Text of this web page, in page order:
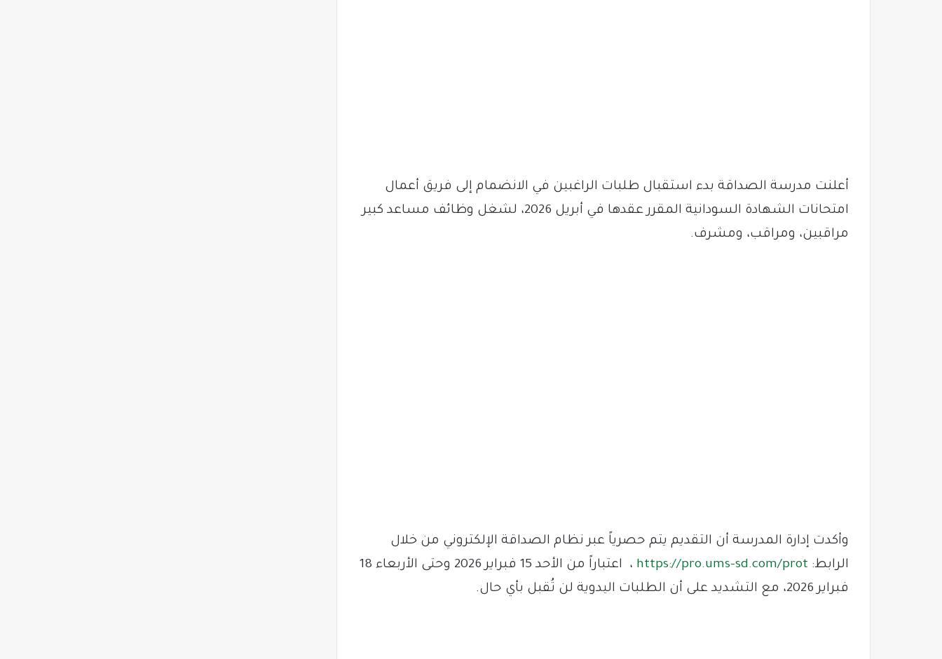
أعلنت مدرسة الصداقة بدء استقبال طلبات الراغبين في الانضمام إلى فريق أعمال
امتحانات الشهادة السودانية المقرر عقدها في أبريل 2026، لشغل وظائف مساعد كبير
مراقبين، ومراقب، ومشرف.
وأكدت إدارة المدرسة أن التقديم يتم حصرياً عبر نظام الصداقة الإلكتروني من خلال
الرابط: https://pro.ums-sd.com/prot
، اعتباراً من الأحد 15 فبراير 2026 وحتى الأربعاء 18
فبراير 2026، مع التشديد على أن الطلبات اليدوية لن تُقبل بأي حال.